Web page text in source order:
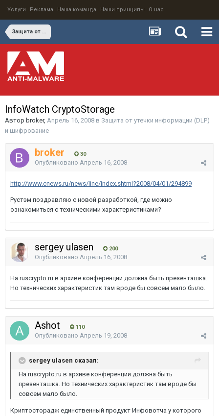
Услуги Реклама Наша команда Наши принципы О нас
Защита от утечки информации (DLP) и шифрование
InfoWatch CryptoStorage
Автор broker, Апрель 16, 2008 в Защита от утечки информации (DLP)
и шифрование
broker 30
Опубликовано Апрель 16, 2008
http://www.cnews.ru/news/line/index.shtml?2008/04/01/294899
Рустэм поздравляю с новой разработкой, где можно
ознакомиться с техническими характеристиками?
sergey ulasen 200
Опубликовано Апрель 16, 2008
На ruscrypto.ru в архиве конференции должна быть презенташка.
Но технических характеристик там вроде бы совсем мало было.
Ashot 110
Опубликовано Апрель 19, 2008
sergey ulasen сказал:
На ruscrypto.ru в архиве конференции должна быть
презенташка. Но технических характеристик там вроде бы
совсем мало было.
Криптосторадж единственный продукт Инфовотча у которого